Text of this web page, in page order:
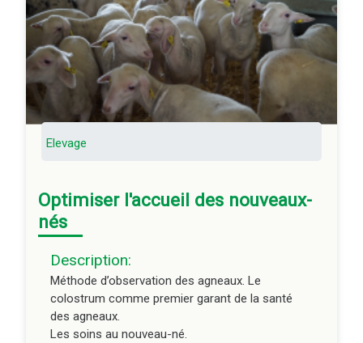
Elevage
Optimiser l'accueil des nouveaux-
nés
Description:
Méthode d’observation des agneaux. Le
colostrum comme premier garant de la santé
des agneaux.
Les soins au nouveau-né.
des agneaux.
Les soins au nouveau-né.
A qui s'adresse ce cours ?:
Eleveurs et éleveuses
Créateur(s) référent(s):
Sophie COOMANS, CA PDL
Location : 20 € Net/ h stag
Vente possible. Exemple de demande Agrément
Vivea fournie.
Editeur du cours :
Durée du module à distance :1h